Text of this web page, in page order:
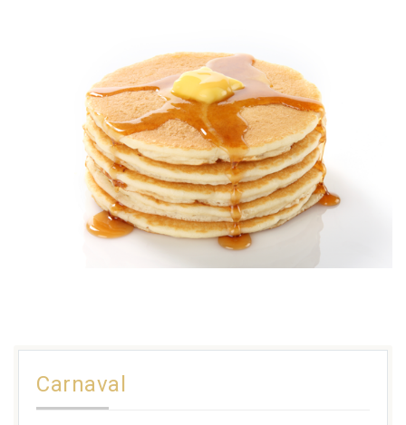
Carnaval